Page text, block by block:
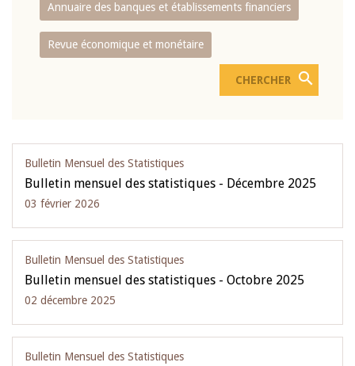
Annuaire des banques et établissements financiers
Revue économique et monétaire
Bulletin Mensuel des Statistiques
Bulletin mensuel des statistiques - Décembre 2025
03 février 2026
Bulletin Mensuel des Statistiques
Bulletin mensuel des statistiques - Octobre 2025
02 décembre 2025
Bulletin Mensuel des Statistiques